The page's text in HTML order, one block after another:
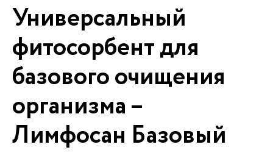
Универсальный
фитосорбент для
базового очищения
организма –
Лимфосан Базовый